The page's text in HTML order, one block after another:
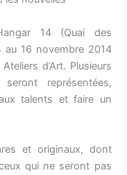
14 (Quai des
16 novembre 2014
d’Art. Plusieurs
représentées,
talents et faire un
et originaux, dont
qui ne seront pas